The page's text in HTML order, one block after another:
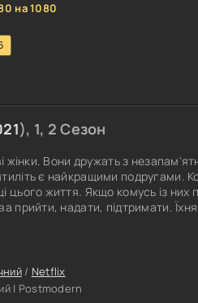
на 1080
), 1, 2 Сезон
жінки. Вони дружать з
є найкращими подругами.
цього життя. Якщо комусь із них
прийти, надати, підтримати.
/ Netflix
| Postmodern